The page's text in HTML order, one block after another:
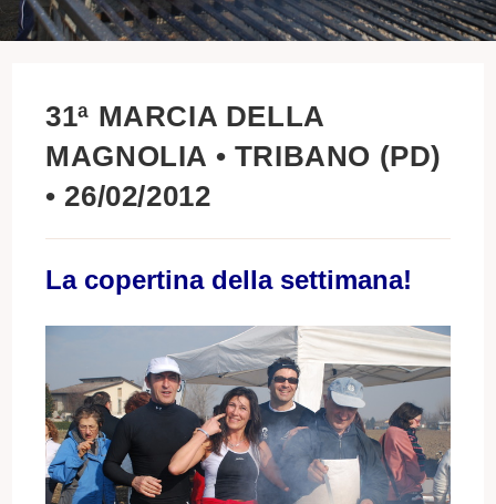
31ª MARCIA DELLA
MAGNOLIA • TRIBANO (PD)
• 26/02/2012
La copertina della settimana!